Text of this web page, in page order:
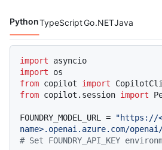
코드 언어 navigation
PythonTypeScriptGo.NETJava
import
import
from copilot import
from copilot.session import
FOUNDRY_MODEL_URL =
"https://
name>.openai.azure.com/
# Set FOUNDRY_API_KEY